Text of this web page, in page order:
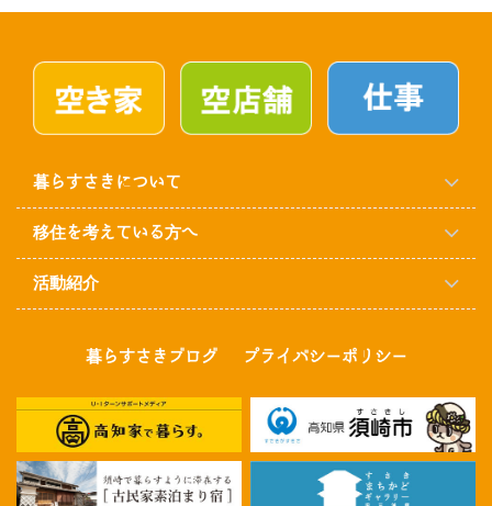
暮らすさきについて
移住を考えている方へ
活動紹介
暮らすさきブログ プライバシーポリシー